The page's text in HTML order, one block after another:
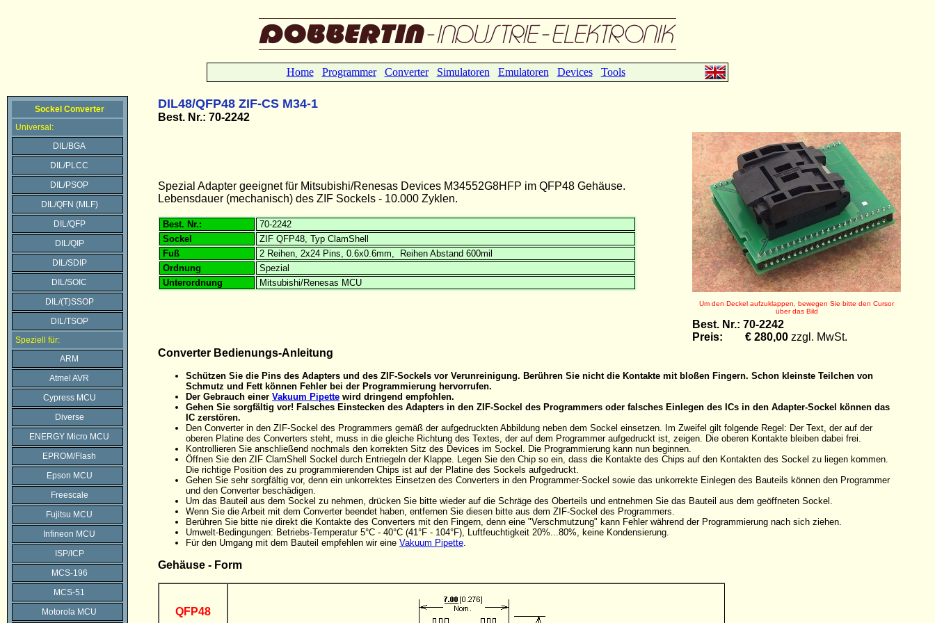
Home Programmer Converter Simulatoren Emulatoren Devices Tools
Sockel Converter
Universal:
DIL/BGA
DIL/PLCC
DIL/PSOP
DIL/QFN (MLF)
DIL/QFP
DIL/QIP
DIL/SDIP
DIL/SOIC
DIL/(T)SSOP
DIL/TSOP
Speziell für:
ARM
Atmel AVR
Cypress MCU
Diverse
ENERGY Micro MCU
EPROM/Flash
Epson MCU
Freescale
Fujitsu MCU
Infineon MCU
ISP/ICP
MCS-196
MCS-51
Motorola MCU
DIL48/QFP48 ZIF-CS M34-1
Best. Nr.: 70-2242
Spezial Adapter geeignet für Mitsubishi/Renesas Devices M34552G8HFP im QFP48 Gehäuse.
Lebensdauer (mechanisch) des ZIF Sockels - 10.000 Zyklen.
Best. Nr.:
70-2242
Sockel
ZIF QFP48, Typ ClamShell
Fuß
2 Reihen, 2x24 Pins, 0.6x0.6mm, Reihen Abstand 600mil
Ordnung
Spezial
Unterordnung
Mitsubishi/Renesas MCU
Um den Deckel aufzuklappen, bewegen Sie bitte den Cursor
über das Bild
Best. Nr.: 70-2242
Preis: € 280,00 zzgl. MwSt.
Converter Bedienungs-Anleitung
Schützen Sie die Pins des Adapters und des ZIF-Sockels vor Verunreinigung. Berühren Sie nicht die Kontakte mit bloßen Fingern. Schon kleinste Teilchen von
Schmutz und Fett können Fehler bei der Programmierung hervorrufen.
Der Gebrauch einer Vakuum Pipette wird dringend empfohlen.
Gehen Sie sorgfältig vor! Falsches Einstecken des Adapters in den ZIF-Sockel des Programmers oder falsches Einlegen des ICs in den Adapter-Sockel können das
IC zerstören.
Den Converter in den ZIF-Sockel des Programmers gemäß der aufgedruckten Abbildung neben dem Sockel einsetzen. Im Zweifel gilt folgende Regel: Der Text, der auf der
oberen Platine des Converters steht, muss in die gleiche Richtung des Textes, der auf dem Programmer aufgedruckt ist, zeigen. Die oberen Kontakte bleiben dabei frei.
Kontrollieren Sie anschließend nochmals den korrekten Sitz des Devices im Sockel. Die Programmierung kann nun beginnen.
Öffnen Sie den ZIF ClamShell Sockel durch Entriegeln der Klappe. Legen Sie den Chip so ein, dass die Kontakte des Chips auf den Kontakten des Sockel zu liegen kommen.
Die richtige Position des zu programmierenden Chips ist auf der Platine des Sockels aufgedruckt.
Gehen Sie sehr sorgfältig vor, denn ein unkorrektes Einsetzen des Converters in den Programmer-Sockel sowie das unkorrekte Einlegen des Bauteils können den Programmer
und den Converter beschädigen.
Um das Bauteil aus dem Sockel zu nehmen, drücken Sie bitte wieder auf die Schräge des Oberteils und entnehmen Sie das Bauteil aus dem geöffneten Sockel.
Wenn Sie die Arbeit mit dem Converter beendet haben, entfernen Sie diesen bitte aus dem ZIF-Sockel des Programmers.
Berühren Sie bitte nie direkt die Kontakte des Converters mit den Fingern, denn eine "Verschmutzung" kann Fehler während der Programmierung nach sich ziehen.
Umwelt-Bedingungen: Betriebs-Temperatur 5°C - 40°C (41°F - 104°F), Luftfeuchtigkeit 20%...80%, keine Kondensierung.
Für den Umgang mit dem Bauteil empfehlen wir eine Vakuum Pipette.
Gehäuse - Form
QFP48